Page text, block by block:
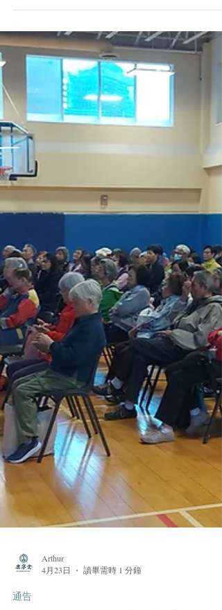
透過 Zoom 舉行，深入淺出地講解認知障礙
的成因、中西醫治療方向，以及家人可以如
在日常生活中實際照顧患者。 講座內容涵
蓋： 認知障礙症的常見類型，以及柏金遜相
關認知障礙的特點 中醫「順老不抗老」的養
生思路，與認知障礙症的病機分析 中藥、針
灸調理方向，以及按症狀選用的食療湯水 日
常照顧要點：家居安全、相處溝通心法、行
症狀處理 預防之道，以及照顧者如何照顧好
自己 七月三十一日（週五）美東時間上午 10
至 11 時，透過此Zoom連結參加. "A TCM
or the cognitive decline that can accompany